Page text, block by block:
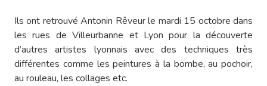
Ils ont retrouvé Antonin Rêveur le mardi 15 octobre dans
les rues de Villeurbanne et Lyon pour la découverte
d’autres artistes lyonnais avec des techniques très
différentes comme les peintures à la bombe, au pochoir,
au rouleau, les collages etc.